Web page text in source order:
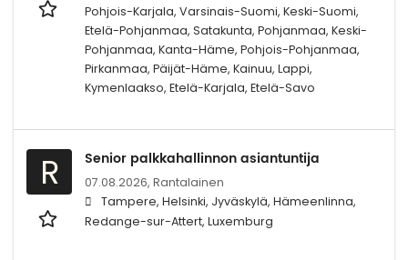
Pohjois-Karjala, Varsinais-Suomi, Keski-Suomi,
Etelä-Pohjanmaa, Satakunta, Pohjanmaa, Keski-
Pohjanmaa, Kanta-Häme, Pohjois-Pohjanmaa,
Pirkanmaa, Päijät-Häme, Kainuu, Lappi,
Kymenlaakso, Etelä-Karjala, Etelä-Savo
R Senior palkkahallinnon asiantuntija
07.08.2026, Rantalainen
Tampere, Helsinki, Jyväskylä, Hämeenlinna,
Redange-sur-Attert, Luxemburg